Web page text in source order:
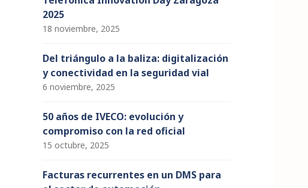
2025
18 noviembre, 2025
Del triángulo a la baliza: digitalización
y conectividad en la seguridad vial
6 noviembre, 2025
50 años de IVECO: evolución y
compromiso con la red oficial
15 octubre, 2025
Facturas recurrentes en un DMS para